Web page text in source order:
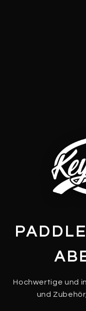
Hochwertige und
und